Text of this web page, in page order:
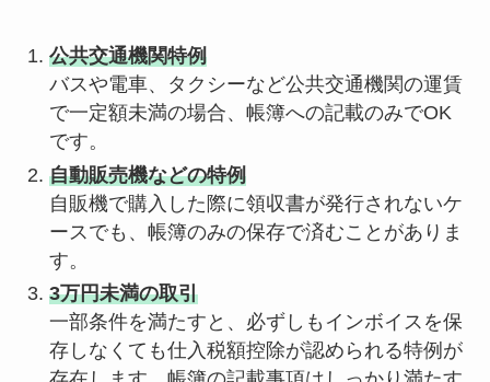
公共交通機関特例
バスや電車、タクシーなど公共交通機関の運賃
で一定額未満の場合、帳簿への記載のみでOK
です。
自動販売機などの特例
自販機で購入した際に領収書が発行されないケ
ースでも、帳簿のみの保存で済むことがありま
す。
3万円未満の取引
一部条件を満たすと、必ずしもインボイスを保
存しなくても仕入税額控除が認められる特例が